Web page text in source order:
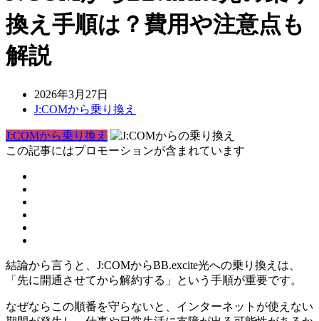
換え手順は？費用や注意点も
解説
2026年3月27日
J:COMから乗り換え
J:COMから乗り換え
この記事にはプロモーションが含まれています
結論から言うと、J:COMからBB.excite光への乗り換えは、
「先に開通させてから解約する」という手順が重要です。
なぜならこの順番を守らないと、インターネットが使えない